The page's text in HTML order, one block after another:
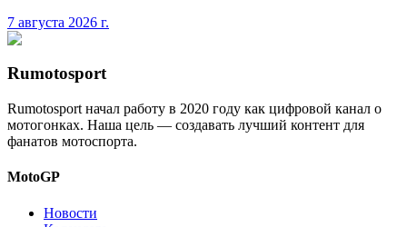
7 августа 2026 г.
Rumotosport
Rumotosport начал работу в 2020 году как цифровой канал о
мотогонках. Наша цель — создавать лучший контент для
фанатов мотоспорта.
MotoGP
Новости